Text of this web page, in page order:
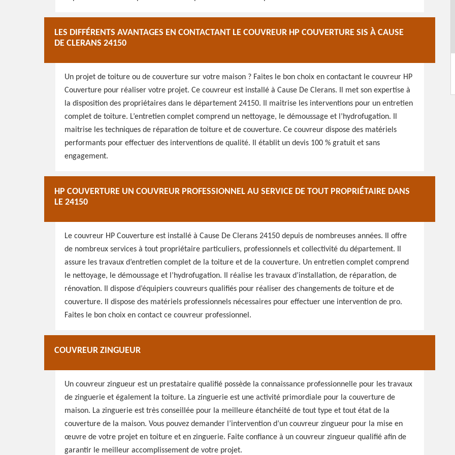
LES DIFFÉRENTS AVANTAGES EN CONTACTANT LE COUVREUR HP COUVERTURE SIS À CAUSE
DE CLERANS 24150
Un projet de toiture ou de couverture sur votre maison ? Faites le bon choix en contactant le couvreur HP
Couverture pour réaliser votre projet. Ce couvreur est installé à Cause De Clerans. Il met son expertise à
la disposition des propriétaires dans le département 24150. Il maitrise les interventions pour un entretien
complet de toiture. L’entretien complet comprend un nettoyage, le démoussage et l’hydrofugation. Il
maitrise les techniques de réparation de toiture et de couverture. Ce couvreur dispose des matériels
performants pour effectuer des interventions de qualité. Il établit un devis 100 % gratuit et sans
engagement.
HP COUVERTURE UN COUVREUR PROFESSIONNEL AU SERVICE DE TOUT PROPRIÉTAIRE DANS
LE 24150
Le couvreur HP Couverture est installé à Cause De Clerans 24150 depuis de nombreuses années. Il offre
de nombreux services à tout propriétaire particuliers, professionnels et collectivité du département. Il
assure les travaux d’entretien complet de la toiture et de la couverture. Un entretien complet comprend
le nettoyage, le démoussage et l’hydrofugation. Il réalise les travaux d’installation, de réparation, de
rénovation. Il dispose d’équipiers couvreurs qualifiés pour réaliser des changements de toiture et de
couverture. Il dispose des matériels professionnels nécessaires pour effectuer une intervention de pro.
Faites le bon choix en contact ce couvreur professionnel.
COUVREUR ZINGUEUR
Un couvreur zingueur est un prestataire qualifié possède la connaissance professionnelle pour les travaux
de zinguerie et également la toiture. La zinguerie est une activité primordiale pour la couverture de
maison. La zinguerie est très conseillée pour la meilleure étanchéité de tout type et tout état de la
couverture de la maison. Vous pouvez demander l’intervention d’un couvreur zingueur pour la mise en
œuvre de votre projet en toiture et en zinguerie. Faite confiance à un couvreur zingueur qualifié afin de
garantir le meilleur accomplissement de votre projet.